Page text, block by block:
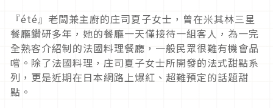
『été』老闆兼主廚的庄司夏子女士，曾在米其林三星
餐廳鑽研多年，她的餐廳一天僅接待一組客人，為一完
全熟客介紹制的法國料理餐廳，一般民眾很難有機會品
嚐。除了法國料理，庄司夏子女士所開發的法式甜點系
列，更是近期在日本網路上爆紅、超難預定的話題甜
點。